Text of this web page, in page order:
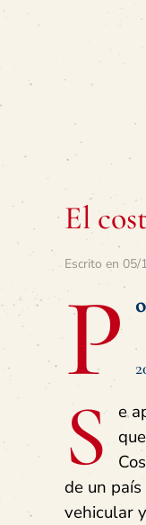
El
Escrito en 05/
P
S e
de un
vehicular